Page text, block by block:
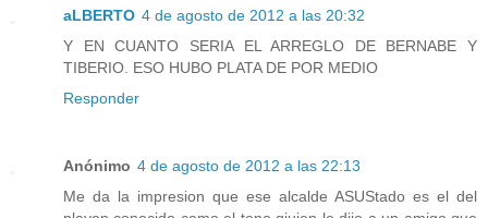
aLBERTO 4 de agosto de 2012 a las 20:32
Y EN CUANTO SERIA EL ARREGLO DE BERNABE Y
TIBERIO. ESO HUBO PLATA DE POR MEDIO
Responder
Anónimo 4 de agosto de 2012 a las 22:13
Me da la impresion que ese alcalde ASUStado es el del